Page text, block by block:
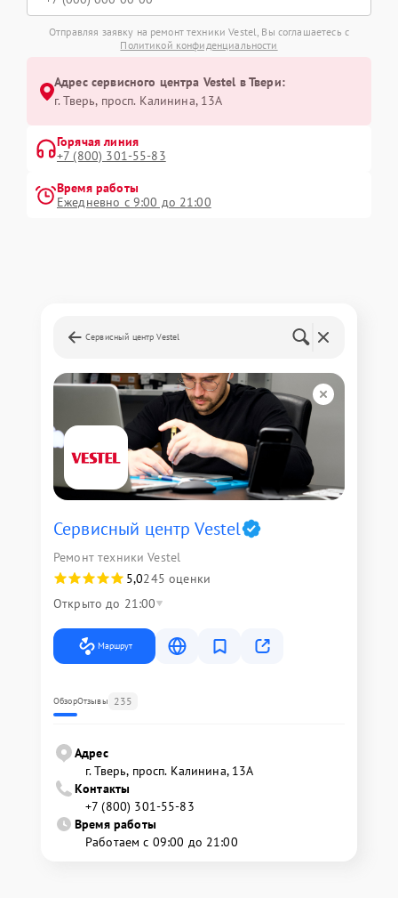
Отправляя заявку на ремонт техники Vestel, Вы соглашаетесь с
Политикой конфиденциальности
Адрес сервисного центра Vestel в Твери:
г. Тверь, просп. Калинина, 13А
Горячая линия
+7 (800) 301-55-83
Время работы
Ежедневно с 9:00 до 21:00
Сервисный центр Vestel
Сервисный центр Vestel
Ремонт техники Vestel
5,0245 оценки
Открыто до 21:00
Маршрут
ОбзорОтзывы 235
Адрес
г. Тверь, просп. Калинина, 13А
Контакты
+7 (800) 301-55-83
Время работы
Работаем с 09:00 до 21:00